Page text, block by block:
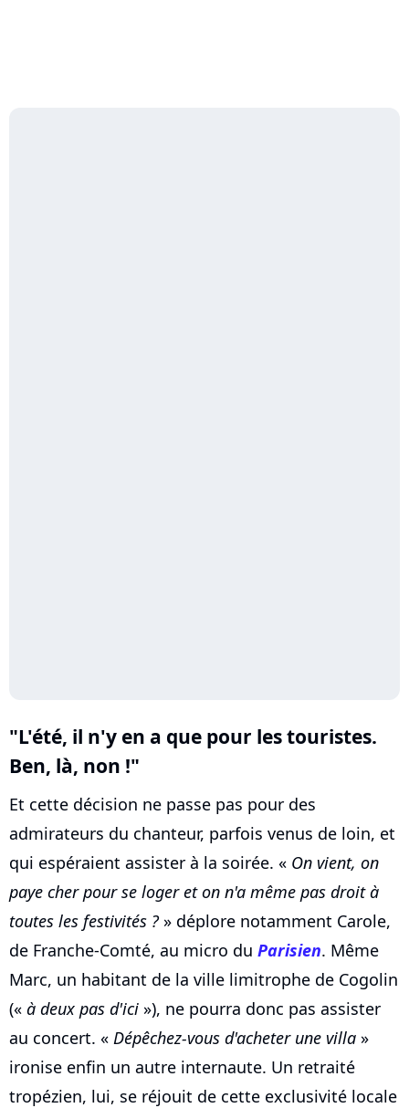
"L'été, il n'y en a que pour les touristes.
Ben, là, non !"
Et cette décision ne passe pas pour des
admirateurs du chanteur, parfois venus de loin, et
qui espéraient assister à la soirée. « On vient, on
paye cher pour se loger et on n'a même pas droit à
toutes les festivités ?» déplore notamment Carole,
de Franche-Comté, au micro du Parisien. Même
Marc, un habitant de la ville limitrophe de Cogolin
(« à deux pas d'ici »), ne pourra donc pas assister
au concert. « Dépêchez-vous d'acheter une villa »
ironise enfin un autre internaute. Un retraité
tropézien, lui, se réjouit de cette exclusivité locale